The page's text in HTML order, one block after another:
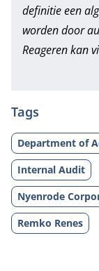
definitie een
worden door
Reageren kan
Tags
Department of
Internal Audit
Nyenrode
Remko Renes